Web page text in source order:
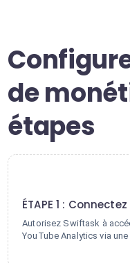
de
étapes
ÉTAPE 1 :
Autorisez Swiftask à
YouTube Analytics via